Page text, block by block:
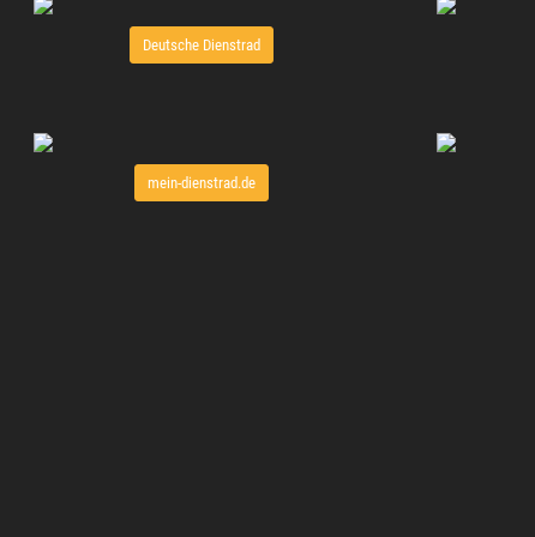
Deutsche Dienstrad
mein-dienstrad.de